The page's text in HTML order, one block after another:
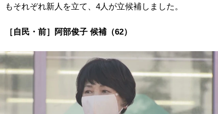
もそれぞれ新人を立て、4人が立候補しました。
［自民・前］阿部俊子 候補（62）